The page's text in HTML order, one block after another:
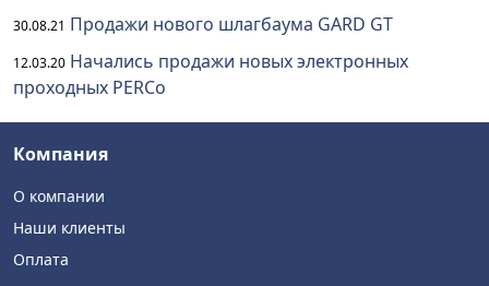
30.08.21 Продажи нового шлагбаума GARD GT
12.03.20 Начались продажи новых электронных
проходных PERCo
Компания
О компании
Наши клиенты
Оплата